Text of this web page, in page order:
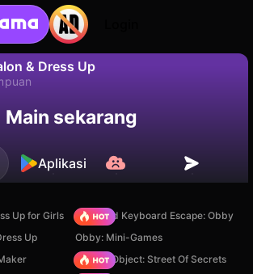
& Dress Up
progresnya!
Main sekarang
Aplikasi
Up for Girls
+1 Speed Keyboard Escape: Obby
Up
Obby: Mini-Games
Hidden Object: Street Of Secrets